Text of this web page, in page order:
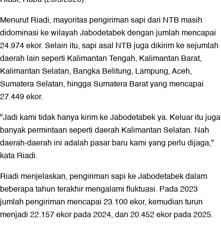
Menurut Riadi, mayoritas pengiriman sapi dari NTB masih
didominasi ke wilayah Jabodetabek dengan jumlah mencapai
24.974 ekor. Selain itu, sapi asal NTB juga dikirim ke sejumlah
daerah lain seperti Kalimantan Tengah, Kalimantan Barat,
Kalimantan Selatan, Bangka Belitung, Lampung, Aceh,
Sumatera Selatan, hingga Sumatera Barat yang mencapai
27.449 ekor.
"Jadi kami tidak hanya kirim ke Jabodetabek ya. Keluar itu juga
banyak permintaan seperti daerah Kalimantan Selatan. Nah
daerah-daerah ini adalah pasar baru kami yang perlu dijaga,"
kata Riadi.
Riadi menjelaskan, pengiriman sapi ke Jabodetabek dalam
beberapa tahun terakhir mengalami fluktuasi. Pada 2023
jumlah pengiriman mencapai 23.100 ekor, kemudian turun
menjadi 22.157 ekor pada 2024, dan 20.452 ekor pada 2025.